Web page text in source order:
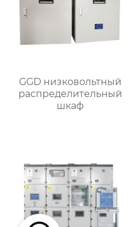
GGD низковольтный
распределительный
шкаф